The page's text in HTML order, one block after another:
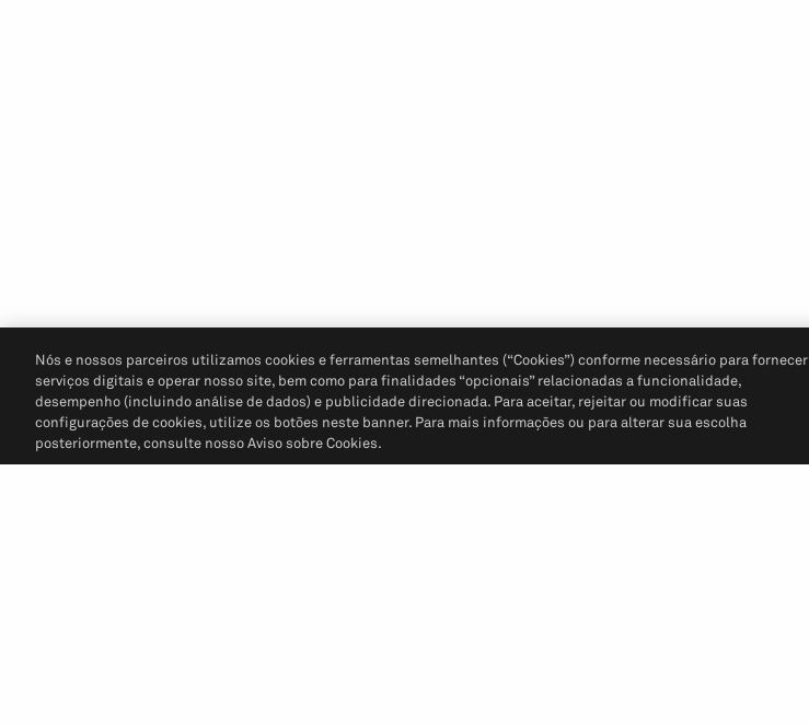
Nós e nossos parceiros utilizamos cookies e ferramentas semelhantes (“Cookies”) conforme necessário para fornecer
serviços digitais e operar nosso site, bem como para finalidades “opcionais” relacionadas a funcionalidade,
desempenho (incluindo análise de dados) e publicidade direcionada. Para aceitar, rejeitar ou modificar suas
configurações de cookies, utilize os botões neste banner. Para mais informações ou para alterar sua escolha
posteriormente, consulte nosso Aviso sobre Cookies.